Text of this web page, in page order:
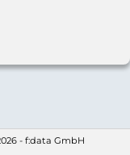
- f:data GmbH